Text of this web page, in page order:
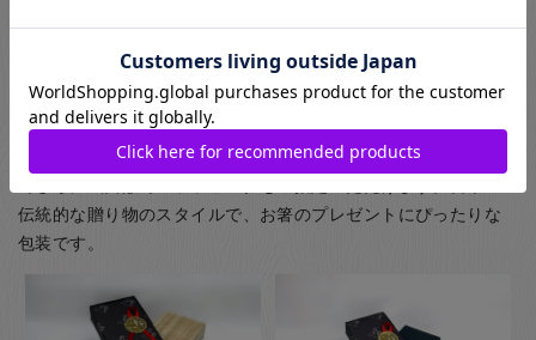
(お子様食器に関してはギフト用・ご自宅用問わず、紙箱(無料)
に入れてのお届けとなります(ギフト用はその上から包装紙にて
ラッピング)) お箸用の無料のラッピングは、箸袋に入れるタイ
プのものになります。
お箸用のギフトボックスをご注文いただいた方は、￥440-(税別)
伝統的な贈り物のスタイルで、お箸のプレゼントにぴったりな
包装です。